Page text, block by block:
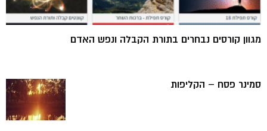
מגוון קורסים נבחרים בתורת הקבלה ונפש האדם
סמינר פסח – הקליפות